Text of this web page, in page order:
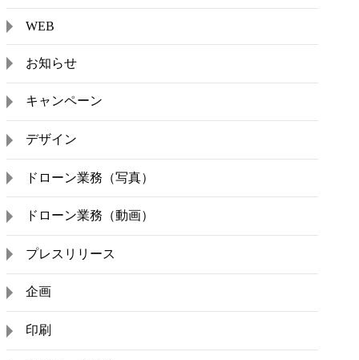
WEB
お知らせ
キャンペーン
デザイン
ドローン業務（写真）
ドローン業務（動画）
プレスリリース
企画
印刷